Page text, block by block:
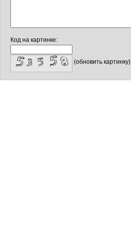
Код на картинке:
(обновить картинку)